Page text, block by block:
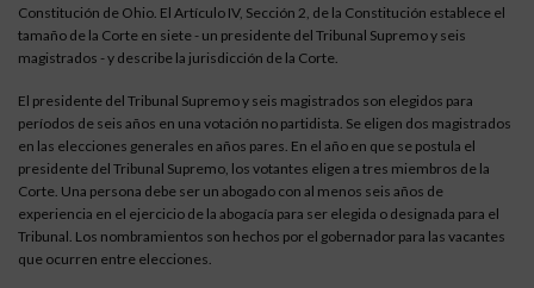
Constitución de Ohio. El Artículo IV, Sección 2, de la Constitución establece el
tamaño de la Corte en siete - un presidente del Tribunal Supremo y seis
magistrados - y describe la jurisdicción de la Corte.
El presidente del Tribunal Supremo y seis magistrados son elegidos para
períodos de seis años en una votación no partidista. Se eligen dos magistrados
en las elecciones generales en años pares. En el año en que se postula el
presidente del Tribunal Supremo, los votantes eligen a tres miembros de la
Corte. Una persona debe ser un abogado con al menos seis años de
experiencia en el ejercicio de la abogacía para ser elegida o designada para el
Tribunal. Los nombramientos son hechos por el gobernador para las vacantes
que ocurren entre elecciones.